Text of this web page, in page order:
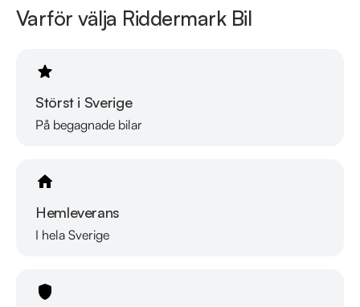
Varför välja Riddermark Bil
Störst i Sverige
På begagnade bilar
Hemleverans
I hela Sverige